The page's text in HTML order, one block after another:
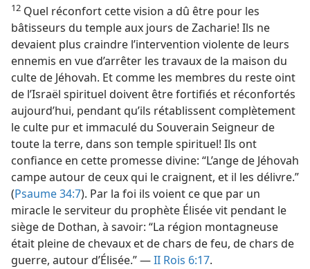
12 Quel réconfort cette vision a dû être pour les
bâtisseurs du temple aux jours de Zacharie! Ils ne
devaient plus craindre l’intervention violente de leurs
ennemis en vue d’arrêter les travaux de la maison du
culte de Jéhovah. Et comme les membres du reste oint
de l’Israël spirituel doivent être fortifiés et réconfortés
aujourd’hui, pendant qu’ils rétablissent complètement
le culte pur et immaculé du Souverain Seigneur de
toute la terre, dans son temple spirituel! Ils ont
confiance en cette promesse divine: “L’ange de Jéhovah
campe autour de ceux qui le craignent, et il les délivre.”
(Psaume 34:7). Par la foi ils voient ce que par un
miracle le serviteur du prophète Élisée vit pendant le
siège de Dothan, à savoir: “La région montagneuse
était pleine de chevaux et de chars de feu, de chars de
guerre, autour d’Élisée.” —II Rois 6:17.